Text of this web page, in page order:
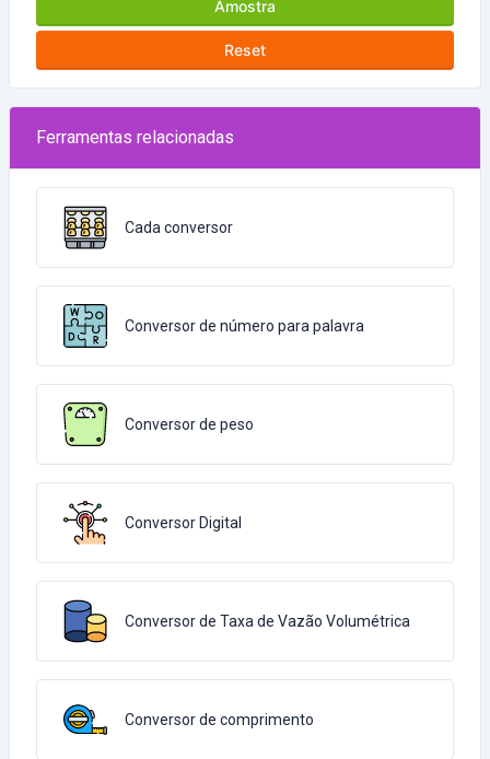
Amostra
Reset
Ferramentas relacionadas
Cada conversor
Conversor de número para palavra
Conversor de peso
Conversor Digital
Conversor de Taxa de Vazão Volumétrica
Conversor de comprimento